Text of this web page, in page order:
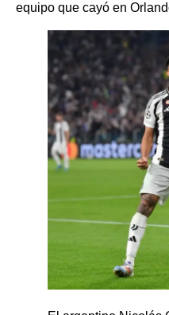
equipo que cayó en